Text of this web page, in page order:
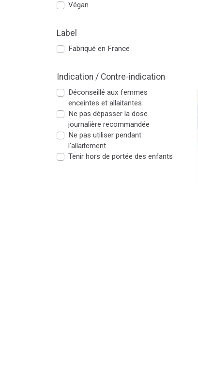
Végan
Label
Fabriqué en France
Indication / Contre-indication
Déconseillé aux femmes
enceintes et allaitantes
Ne pas dépasser la dose
journalière recommandée
Ne pas utiliser pendant
l'allaitement
Tenir hors de portée des enfants